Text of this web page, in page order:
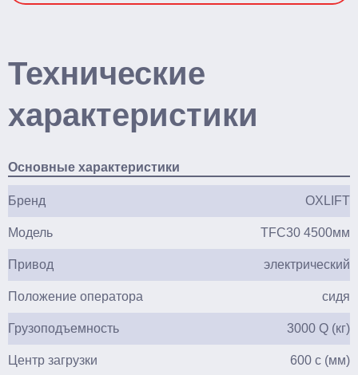
Технические
характеристики
Основные характеристики
Бренд OXLIFT
Модель TFC30 4500мм
Привод электрический
Положение оператора сидя
Грузоподъемность 3000 Q (кг)
Центр загрузки 600 c (мм)